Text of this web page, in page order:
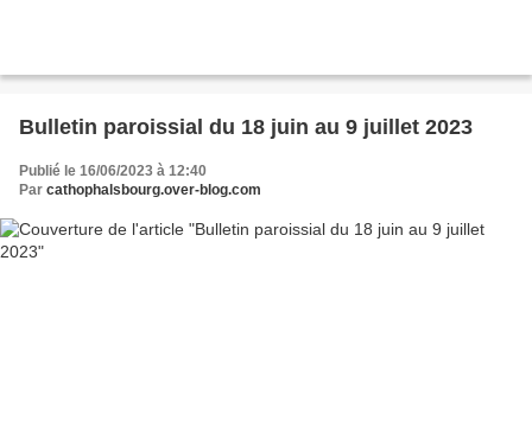
Bulletin paroissial du 18 juin au 9 juillet 2023
Publié le 16/06/2023 à 12:40
Par cathophalsbourg.over-blog.com